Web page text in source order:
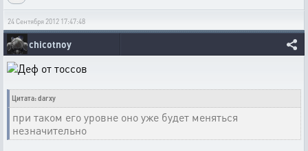
24 Сентября 2012 17:47:48
chicotnoy
Цитата: darxy
при таком его уровне оно уже будет меняться
незначительно